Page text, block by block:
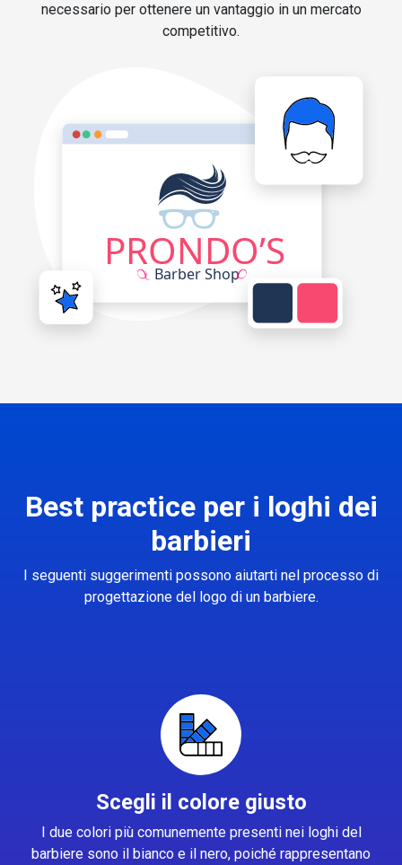
necessario per ottenere un vantaggio in un mercato
competitivo.
Best practice per i loghi dei
barbieri
I seguenti suggerimenti possono aiutarti nel processo di
progettazione del logo di un barbiere.
Scegli il colore giusto
I due colori più comunemente presenti nei loghi del
barbiere sono il bianco e il nero, poiché rappresentano